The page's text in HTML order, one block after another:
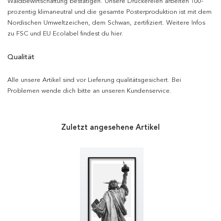
prozentig klimaneutral und die gesamte Posterproduktion ist mit dem
Nordischen Umweltzeichen, dem Schwan, zertifiziert. Weitere Infos
zu FSC und EU Ecolabel findest du hier.
Qualität
Alle unsere Artikel sind vor Lieferung qualitätsgesichert. Bei
Problemen wende dich bitte an unseren Kundenservice.
Zuletzt angesehene Artikel